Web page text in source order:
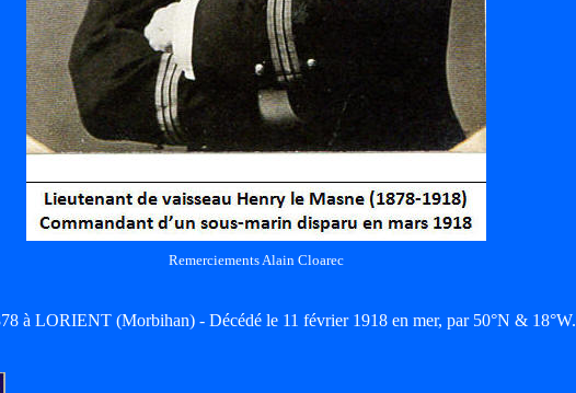
Remerciements Alain Cloarec
à LORIENT (Morbihan) - Décédé le 11 février 1918 en mer, par 50°N & 18°W.